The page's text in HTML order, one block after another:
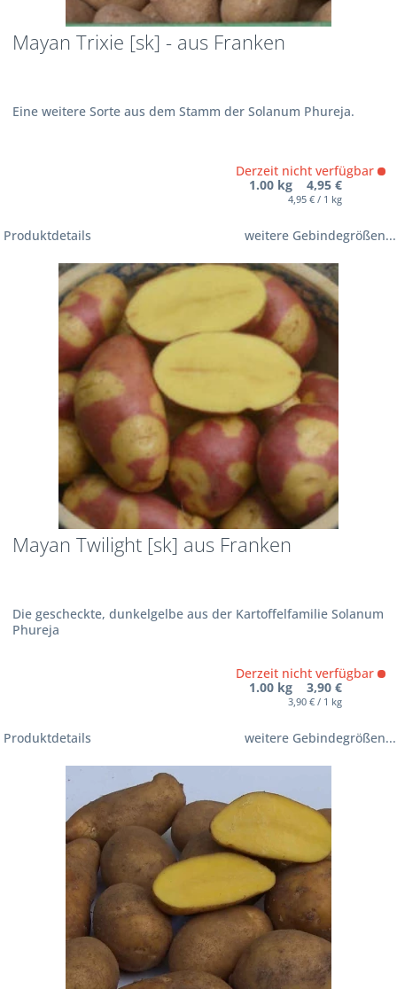
Mayan Trixie [sk] - aus Franken
Eine weitere Sorte aus dem Stamm der Solanum Phureja.
Derzeit nicht verfügbar
1.00 kg 4,95 €
4,95 € / 1 kg
Produktdetails weitere Gebindegrößen...
Mayan Twilight [sk] aus Franken
Die gescheckte, dunkelgelbe aus der Kartoffelfamilie Solanum
Phureja
Derzeit nicht verfügbar
1.00 kg 3,90 €
3,90 € / 1 kg
Produktdetails weitere Gebindegrößen...